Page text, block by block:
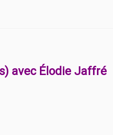
avec Élodie Jaffré